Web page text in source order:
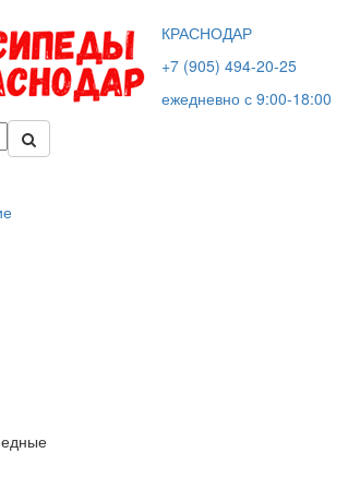
КРАСНОДАР
+7 (905) 494-20-25
ежедневно с 9:00-18:00